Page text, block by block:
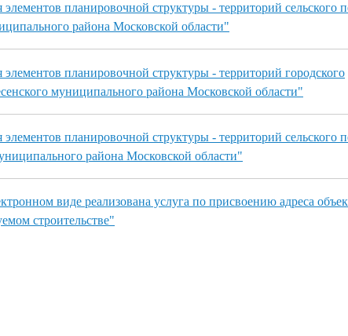
планировочной структуры - территорий сельского
района Московской области"
планировочной структуры - территорий городского
муниципального района Московской области"
планировочной структуры - территорий сельского
района Московской области"
виде реализована услуга по присвоению адреса
строительстве"